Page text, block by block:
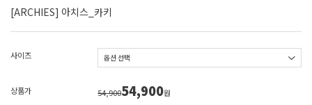
[ARCHIES] 아치스_카키
사이즈
상품가 54,90054,900원